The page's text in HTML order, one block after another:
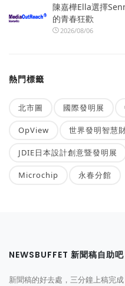
陳嘉樺Ella選擇
的青春狂歡
2026/08/06
熱門標籤
北市圖 國際發明展
OpView 世界發明智慧
JDIE日本設計創意暨發明展
Microchip 永春分館
NEWSBUFFET 新聞稿自助吧
新聞稿的好去處，三分鐘上稿完